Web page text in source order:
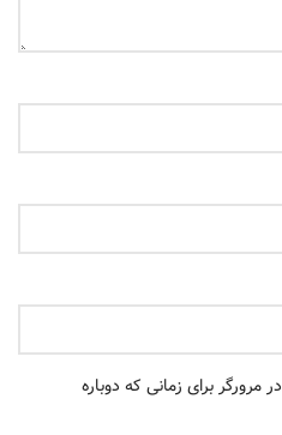
برای زمانی که دوباره